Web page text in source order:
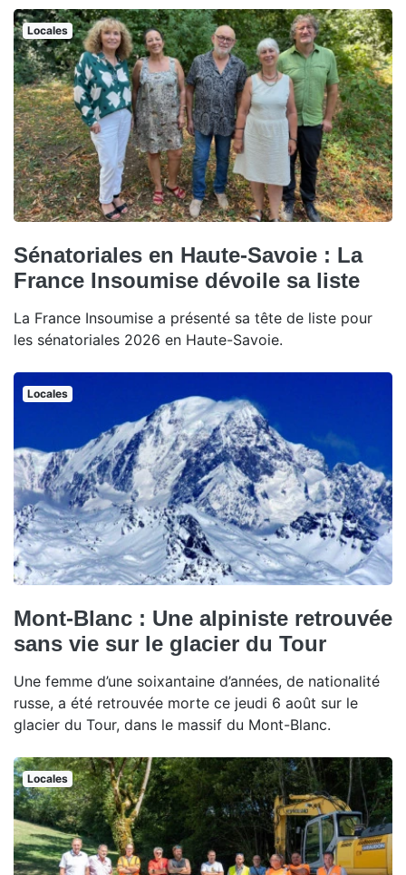
Locales
Sénatoriales en Haute-Savoie : La
France Insoumise dévoile sa liste
La France Insoumise a présenté sa tête de liste pour
les sénatoriales 2026 en Haute-Savoie.
Locales
Mont-Blanc : Une alpiniste retrouvée
sans vie sur le glacier du Tour
Une femme d’une soixantaine d’années, de nationalité
russe, a été retrouvée morte ce jeudi 6 août sur le
glacier du Tour, dans le massif du Mont-Blanc.
Locales